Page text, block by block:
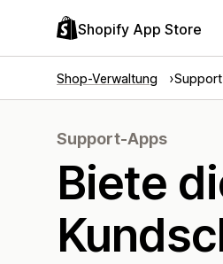
Shopify App Store
Shop-Verwaltung Support
Support-Apps
Biete